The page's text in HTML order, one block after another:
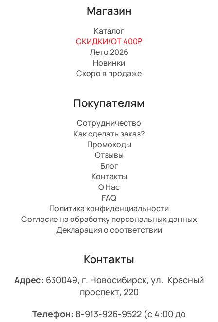
Магазин
Каталог
СКИДКИ/ОТ 400₽
Лето 2026
Новинки
Скоро в продаже
Покупателям
Сотрудничество
Как сделать заказ?
Промокоды
Отзывы
Блог
Контакты
О Нас
FAQ
Политика конфиденциальности
Согласие на обработку персональных данных
Декларация о соответствии
Контакты
Адрес: 630049, г. Новосибирск, ул. Красный
проспект, 220
Телефон: 8-913-926-9522 (с 4:00 до